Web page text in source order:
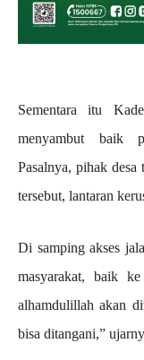
Sementara itu
menyambut baik
Pasalnya, pihak desa
tersebut, lantaran
Di samping akses
masyarakat, baik
alhamdulillah akan
bisa ditangani,”